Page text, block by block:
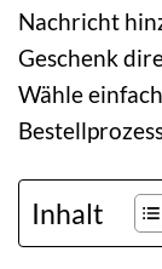
Nachricht
Geschenk
Wähle
Inhalt